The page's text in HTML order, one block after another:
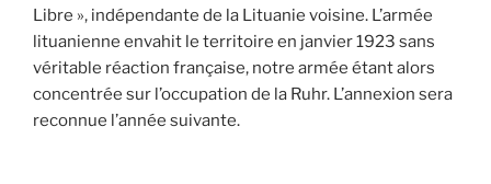
Libre », indépendante de la Lituanie voisine. L’armée
lituanienne envahit le territoire en janvier 1923 sans
véritable réaction française, notre armée étant alors
concentrée sur l’occupation de la Ruhr. L’annexion sera
reconnue l’année suivante.